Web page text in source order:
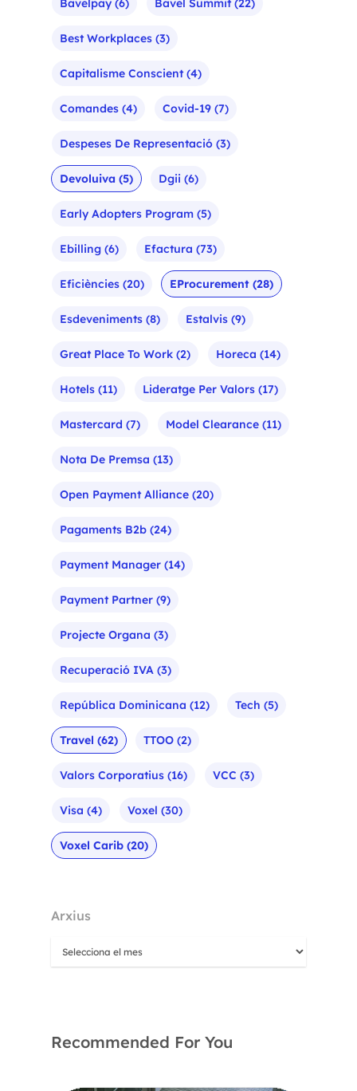
Best Workplaces (3)
Capitalisme Conscient(4)
Comandes (4) Covid-19 (7)
Despeses De Representació (3)
Devoluiva (5) Dgii (6)
Early Adopters Program (5)
Ebilling (6) Efactura (73)
Eficiències (20) EProcurement (28)
Esdeveniments (8) Estalvis (9)
Great Place To Work (2) Horeca (14)
Hotels (11) Lideratge Per Valors (17)
Mastercard (7) Model Clearance (11)
Nota De Premsa (13)
Open Payment Alliance (20)
Pagaments B2b (24)
Payment Manager (14)
Payment Partner (9)
Projecte Organa (3)
Recuperació IVA (3)
República Dominicana (12) Tech (5)
Travel (62) TTOO (2)
Valors Corporatius (16) VCC (3)
Visa (4) Voxel (30)
Voxel Carib (20)
Arxius
Recommended For You